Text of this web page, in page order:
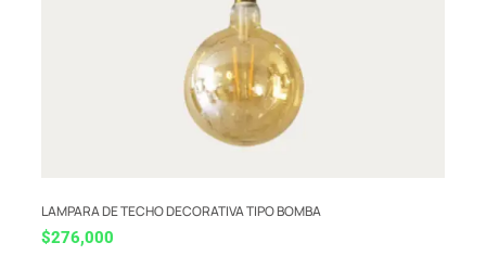
LAMPARA DE TECHO DECORATIVA TIPO BOMBA
$276,000